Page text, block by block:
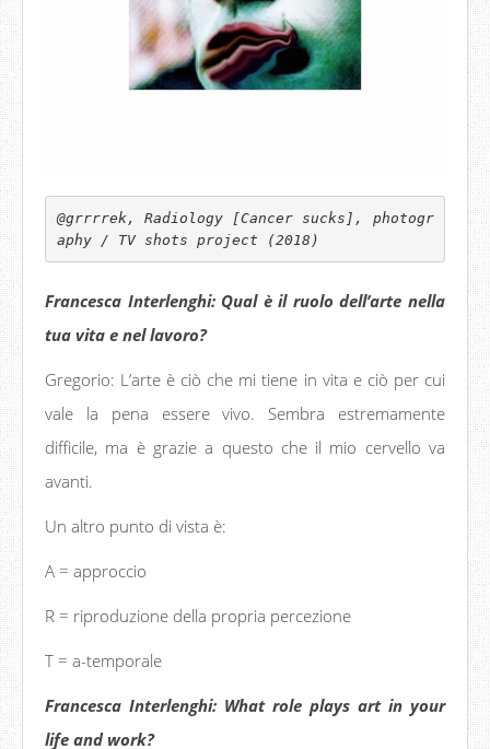
@grrrrek, Radiology [Cancer sucks], photogr
aphy / TV shots project (2018)
Francesca Interlenghi: Qual è il ruolo dell’arte nella
tua vita e nel lavoro?
Gregorio: L’arte è ciò che mi tiene in vita e ciò per cui
vale la pena essere vivo. Sembra estremamente
difficile, ma è grazie a questo che il mio cervello va
avanti.
Un altro punto di vista è:
A = approccio
R = riproduzione della propria percezione
T = a-temporale
Francesca Interlenghi: What role plays art in your
life and work?